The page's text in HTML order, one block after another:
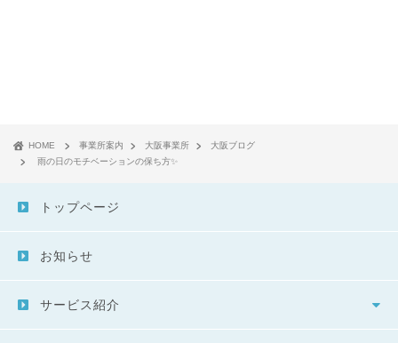
HOME 事業所案内 大阪事業所
大阪ブログ
雨の日のモチベーションの保ち方✨
トップページ
お知らせ
サービス紹介